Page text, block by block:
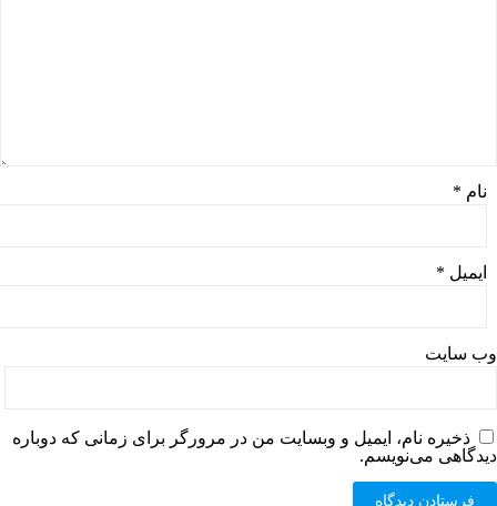
نام *
ایمیل *
وب‌ سایت
ذخیره نام، ایمیل و وبسایت من در مرورگر برای زمانی که دوباره
دیدگاهی می‌نویسم.